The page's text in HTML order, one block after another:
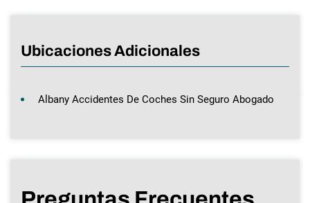
Ubicaciones Adicionales
Albany Accidentes De Coches Sin Seguro Abogado